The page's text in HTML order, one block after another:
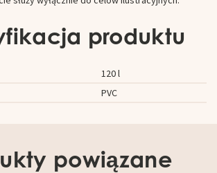
produktu
120 l
PVC
powiązane